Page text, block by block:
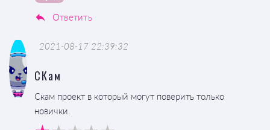
Ответить
2021-08-17 22:39:32
СКам
Скам проект в который могут поверить только
новички.